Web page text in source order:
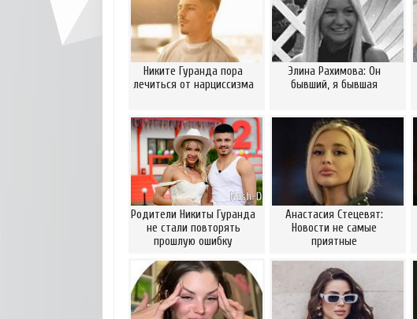
Никите Гуранда пора
лечиться от нарциссизма
Элина Рахимова: Он
бывший, я бывшая
Родители Никиты Гуранда
не стали повторять
прошлую ошибку
Анастасия Стецевят:
Новости не самые
приятные